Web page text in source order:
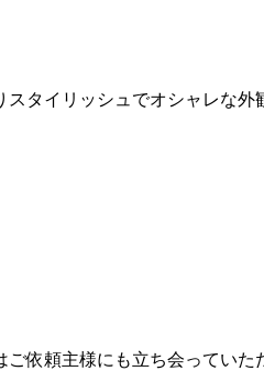
タイリッシュでオシャレな外
依頼主様にも立ち会っていた